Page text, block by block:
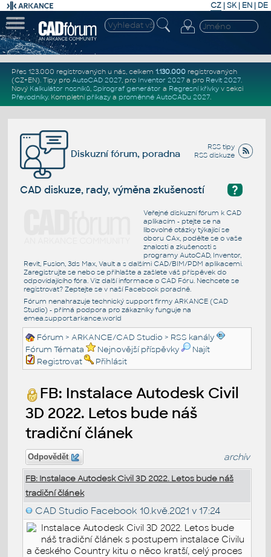
CZ | SK| EN | DE
Přes 123.000 registrovaných u nás, celkem 1.130.000registrovaných
(CZ+EN). Tipy pro AutoCAD 2027, pro Inventor 2027a pro Revit 2027.
Nový Kalkulátor nosníků, Spirograf generátor a Regresní křivkyv sekci
Převodníky. Kompletní příkazya proměnné AutoCADu 2027.
RSS tipy
RSS diskuze
Diskuzní fórum, poradna
?
CAD diskuze, rady, výměna zkušeností
Veřejné diskuzní fórum k CAD
aplikacím - ptejte se na
libovolné otázky týkající se
oboru CAx, podělte se o vaše
znalosti a zkušenosti s
programy AutoCAD, Inventor,
Revit, Fusion, 3ds Max, Vault a s dalšími CAD/BIM/PDM aplikacemi.
Zaregistrujte se nebo se přihlašte a zašlete váš příspěvek do
odpovídajícího fóra. Viz další informace o CAD Fóru. Nechcete se
registrovat? Zeptejte se v naší Facebook poradně.
Fórum nenahrazuje technický support firmy ARKANCE (CAD
Studio) - přímá podpora pro zákazníky funguje na
emea.support.arkance.world
Fórum >ARKANCE/CAD Studio > RSS kanály
Fórum Témata
Nejnovější příspěvky
Najít
Registrovat
Přihlásit
FB: Instalace Autodesk Civil
3D 2022. Letos bude náš
tradiční článek
Odpovědět archiv
FB: Instalace Autodesk Civil 3D 2022. Letos bude náš
tradiční článek
CAD Studio Facebook 10.kvě.2021 v 17:24
Instalace Autodesk Civil 3D 2022. Letos bude
náš tradiční článek s postupem instalace Civilu
a českého Country kitu o něco kratší, celý proces